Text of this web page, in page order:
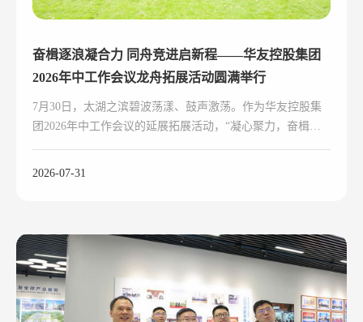
奋楫逐浪凝合力 同舟竞进启新程——华友控股集团
2026年中工作会议龙舟拓展活动圆满举行
7月30日，太湖之滨碧波荡漾、鼓声激荡。作为华友控股集
团2026年中工作会议的延展拓展活动，“凝心聚力，奋楫争
2026-07-31